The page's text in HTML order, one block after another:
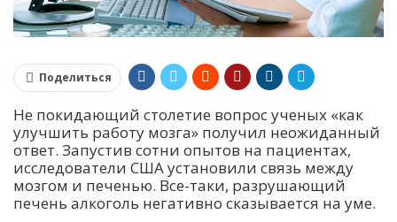
Поделиться
Не покидающий столетие вопрос ученых «как
улучшить работу мозга» получил неожиданный
ответ. Запустив сотни опытов на пациентах,
исследователи США установили связь между
мозгом и печенью. Все-таки, разрушающий
печень алкоголь негативно сказывается на уме.